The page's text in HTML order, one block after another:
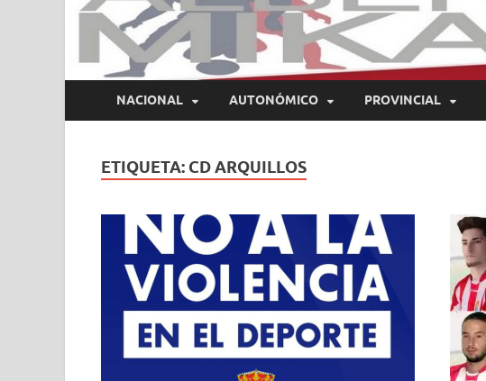
NACIONAL AUTONÓMICO PROVINCIAL
ETIQUETA: CD ARQUILLOS